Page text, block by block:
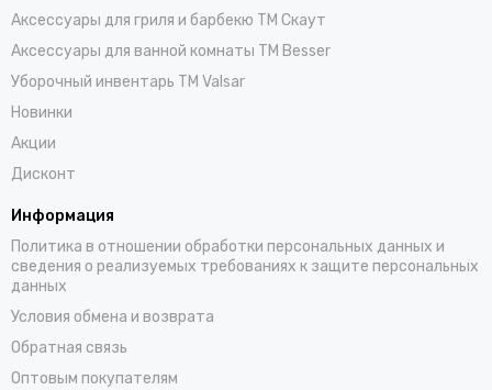
Аксессуары для гриля и барбекю TM Скаут
Аксессуары для ванной комнаты TM Besser
Уборочный инвентарь TM Valsar
Новинки
Акции
Дисконт
Информация
Политика в отношении обработки персональных данных и
сведения о реализуемых требованиях к защите персональных
данных
Условия обмена и возврата
Обратная связь
Оптовым покупателям